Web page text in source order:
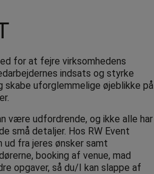
for at fejre virksomhedens
indsats og styrke
skabe uforglemmelige øjeblikke på
være udfordrende, og ikke alle har
små detaljer. Hos RW Event
fra jeres ønsker samt
booking af venue, mad
opgaver, så du/I kan slappe af